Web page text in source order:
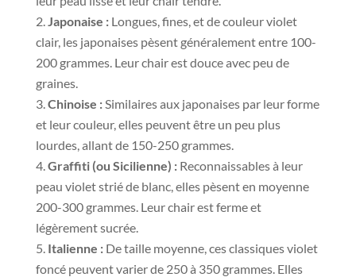
Japonaise :Longues, fines, et de couleur violet
clair, les japonaises pèsent généralement entre 100-
200 grammes. Leur chair est douce avec peu de
graines.
Chinoise :Similaires aux japonaises par leur forme
et leur couleur, elles peuvent être un peu plus
lourdes, allant de 150-250 grammes.
Graffiti (ou Sicilienne) :Reconnaissables à leur
peau violet strié de blanc, elles pèsent en moyenne
200-300 grammes. Leur chair est ferme et
légèrement sucrée.
Italienne : De taille moyenne, ces classiques violet
foncé peuvent varier de 250 à 350 grammes. Elles